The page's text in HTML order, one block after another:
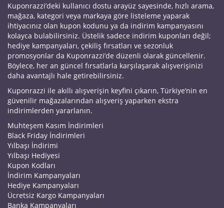
Kuponrazzi’deki kullanıcı dostu arayüz sayesinde, hızlı arama,
mağaza, kategori veya markaya göre listeleme yaparak
ihtiyacınız olan kupon kodunu ya da indirim kampanyasını
kolayca bulabilirsiniz. Üstelik sadece indirim kuponları değil;
hediye kampanyaları, çekiliş fırsatları ve sezonluk
promosyonlar da Kuponrazzi’de düzenli olarak güncellenir.
Böylece, her an güncel fırsatlarla karşılaşarak alışverişinizi
daha avantajlı hale getirebilirsiniz.
Kuponrazzi ile akıllı alışverişin keyfini çıkarın, Türkiye’nin en
güvenilir mağazalarından alışveriş yaparken ekstra
indirimlerden yararlanın.
Muhteşem Kasım İndirimleri
Black Friday İndirimleri
Yılbaşı İndirimi
Yılbaşı Hediyesi
Kupon Kodları
İndirim Kampanyaları
Hediye Kampanyaları
Ücretsiz Kargo Kampanyaları
Banka Kampanyaları